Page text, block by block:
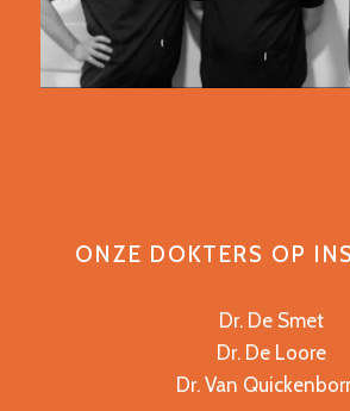
ONZE DOKTERS OP
Dr. De Smet
Dr. De Loore
Dr. Van